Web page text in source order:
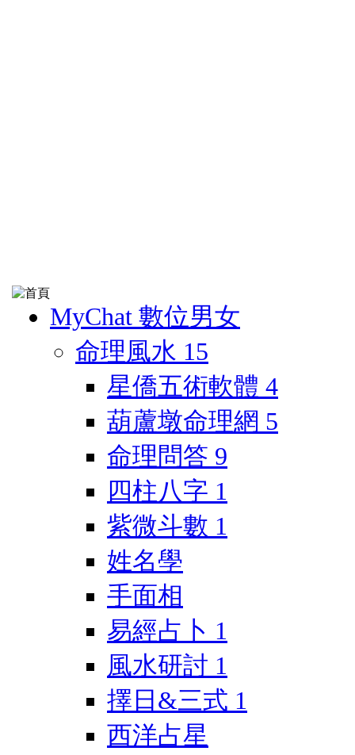
MyChat 數位男女
命理風水 15
星僑五術軟體 4
葫蘆墩命理網 5
命理問答 9
四柱八字 1
紫微斗數 1
姓名學
手面相
易經占卜 1
風水研討 1
擇日&三式 1
西洋占星